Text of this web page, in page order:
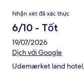
Nhận
xét
Nhận xét đã xác thực
6/10 - Tốt
19/07/2026
Dịch với Google
Udemærket land